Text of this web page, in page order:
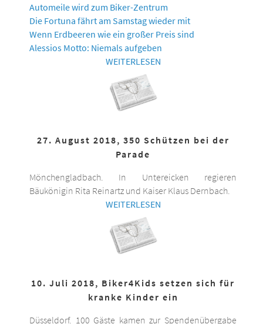
Automeile wird zum Biker-Zentrum
Die Fortuna fährt am Samstag wieder mit
Wenn Erdbeeren wie ein großer Preis sind
Alessios Motto: Niemals aufgeben
WEITERLESEN
27. August 2018, 350 Schützen bei der
Parade
Mönchengladbach. In Untereicken regieren
Bäukönigin Rita Reinartz und Kaiser Klaus Dernbach.
WEITERLESEN
10. Juli 2018, Biker4Kids setzen sich für
kranke Kinder ein
Düsseldorf. 100 Gäste kamen zur Spendenübergabe